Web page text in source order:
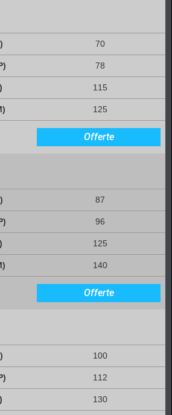
70
78
115
125
Offerte
87
96
125
140
Offerte
100
112
130